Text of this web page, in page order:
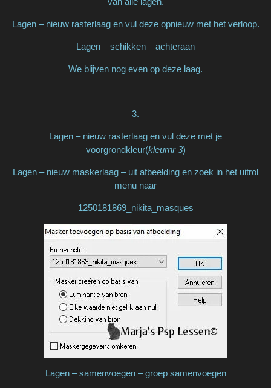
Lagen – nieuw rasterlaag en vul deze opnieuw met het verloop.
Lagen – schikken – achteraan
We blijven nog even op deze laag.
3.
Lagen – nieuw rasterlaag en vul deze met je
voorgrondkleur(kleurnr 3)
Lagen – nieuw maskerlaag – uit afbeelding en zoek in het uitrol
menu naar
1250181869_nikita_masques
Lagen – samenvoegen – groep samenvoegen